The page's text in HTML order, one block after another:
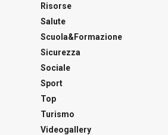
Risorse
Salute
Scuola&Formazione
Sicurezza
Sociale
Sport
Top
Turismo
Videogallery